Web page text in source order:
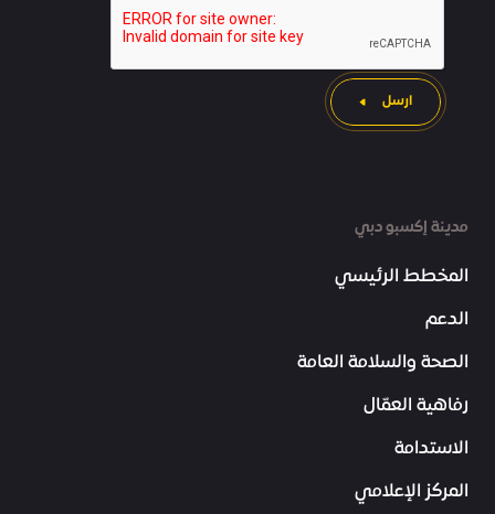
مدينة إكسبو دبي
المخطط الرئيسي
الدعم
الصحة والسلامة العامة
رفاهية العمّال
الاستدامة
المركز الإعلامي
ارسل